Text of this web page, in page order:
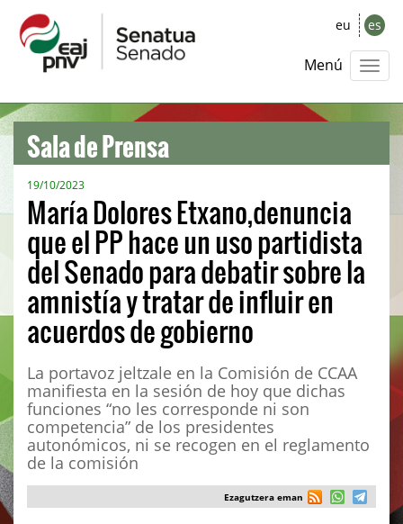
eu es
Menú
Sala de Prensa
19/10/2023
María Dolores Etxano,denuncia
que el PP hace un uso partidista
del Senado para debatir sobre la
amnistía y tratar de influir en
acuerdos de gobierno
La portavoz jeltzale en la Comisión de CCAA
manifiesta en la sesión de hoy que dichas
funciones “no les corresponde ni son
competencia” de los presidentes
autonómicos, ni se recogen en el reglamento
de la comisión
Ezagutzera eman